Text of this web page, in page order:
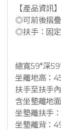
【產品資訊】
◎可前後摺
◎扶手：固定
總寬59*深
坐離地高：
扶手至扶手
含坐墊離地
坐墊離扶手
坐墊離背：